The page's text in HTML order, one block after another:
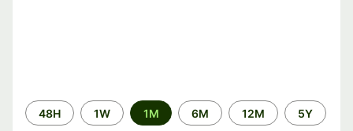
Time
period
48H 1W 1M 6M 12M 5Y